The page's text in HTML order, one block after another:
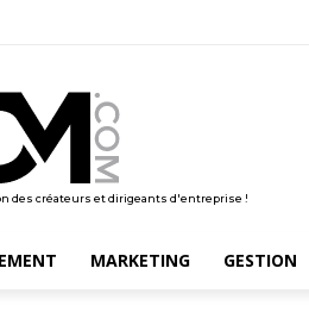
des créateurs et dirigeants d'entreprise !
MARKETING GESTION